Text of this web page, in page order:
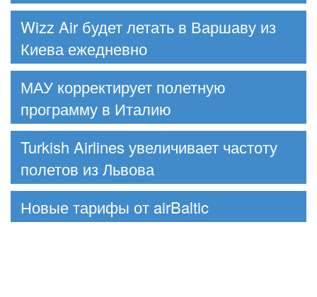
Wizz Air будет летать в Варшаву из
Киева ежедневно
МАУ корректирует полетную
программу в Италию
Turkish Airlines увеличивает частоту
полетов из Львова
Новые тарифы от airBaltic